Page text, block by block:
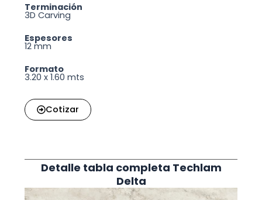
Terminación
3D Carving
Espesores
12 mm
Formato
3.20 x 1.60 mts
Cotizar
Detalle tabla completa Techlam
Delta